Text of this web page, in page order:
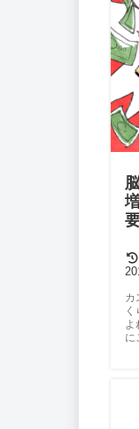
カ
よ
に